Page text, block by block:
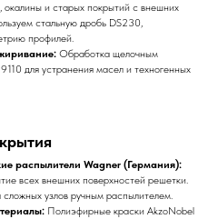
окалины и старых покрытий с внешних
стальную дробь DS230,
профилей.
Обработка щелочным
для устранения масел и техногенных
распылители Wagner (Германия):
всех внешних поверхностей решетки.
сложных узлов ручным распылителем.
Полиэфирные краски AkzoNobel